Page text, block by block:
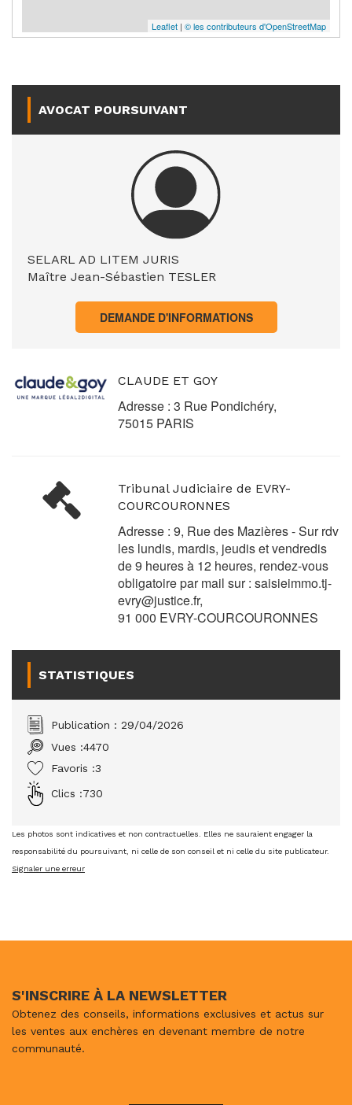
Leaflet | © les contributeurs d'OpenStreetMap
AVOCAT POURSUIVANT
SELARL AD LITEM JURIS
Maître Jean-Sébastien TESLER
DEMANDE D'INFORMATIONS
CLAUDE ET GOY
Adresse : 3 Rue Pondichéry,
75015 PARIS
Tribunal Judiciaire de EVRY-
COURCOURONNES
Adresse : 9, Rue des Mazières - Sur rdv
les lundis, mardis, jeudis et vendredis
de 9 heures à 12 heures, rendez-vous
obligatoire par mail sur :saisieimmo.tj-
evry@justice.fr,
91 000 EVRY-COURCOURONNES
STATISTIQUES
Publication : 29/04/2026
Vues :4470
Favoris :3
Clics :730
Les photos sont indicatives et non contractuelles. Elles ne sauraient engager la
responsabilité du poursuivant, ni celle de son conseil et ni celle du site publicateur.
Signaler une erreur
S'INSCRIRE À LA NEWSLETTER
Obtenez des conseils, informations exclusives et actus sur
les ventes aux enchères en devenant membre de notre
communauté.